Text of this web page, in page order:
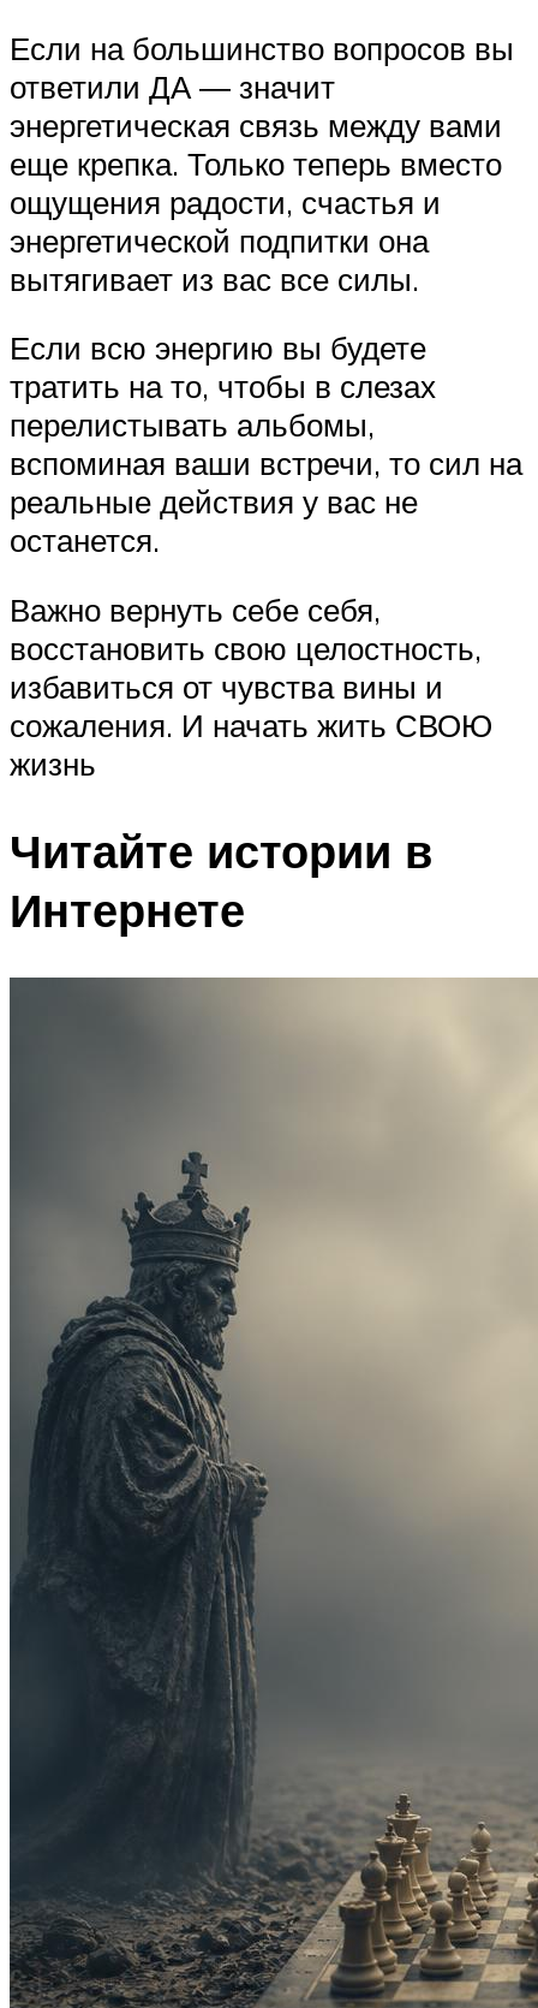
Если на большинство вопросов вы
ответили ДА ― значит
энергетическая связь между вами
еще крепка. Только теперь вместо
ощущения радости, счастья и
энергетической подпитки она
вытягивает из вас все силы.
Если всю энергию вы будете
тратить на то, чтобы в слезах
перелистывать альбомы,
вспоминая ваши встречи, то сил на
реальные действия у вас не
останется.
Важно вернуть себе себя,
восстановить свою целостность,
избавиться от чувства вины и
сожаления. И начать жить СВОЮ
жизнь
Читайте истории в
Интернете